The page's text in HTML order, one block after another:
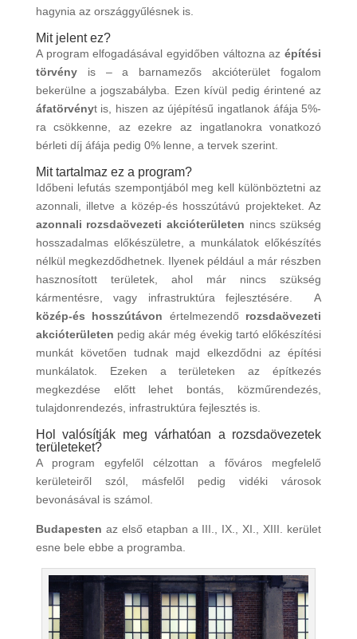
hagynia az országgyűlésnek is.
Mit jelent ez?
A program elfogadásával egyidőben változna azépítési
törvényis – a barnamezős akcióterület fogalom
bekerülne a jogszabályba. Ezen kívül pedig érintené az
áfatörvényt is, hiszen az újépítésű ingatlanok áfája 5%-
ra csökkenne, az ezekre az ingatlanokra vonatkozó
bérleti díj áfája pedig 0% lenne, a tervek szerint.
Mit tartalmaz ez a program?
Időbeni lefutás szempontjából meg kell különböztetni az
azonnali, illetve a közép-és hosszútávú projekteket. Az
azonnali rozsdaövezeti akcióterületen nincs szükség
hosszadalmas előkészületre, a munkálatok előkészítés
nélkül megkezdődhetnek. Ilyenek például a már részben
hasznosított területek, ahol már nincs szükség
kármentésre, vagy infrastruktúra fejlesztésére. A
közép-és hosszútávon értelmezendőrozsdaövezeti
akcióterületen pedig akár még évekig tartó előkészítési
munkát követően tudnak majd elkezdődni az építési
munkálatok. Ezeken a területeken az építkezés
megkezdése előtt lehet bontás, közműrendezés,
tulajdonrendezés, infrastruktúra fejlesztés is.
Hol valósítják meg várhatóan a rozsdaövezetek
területeket?
A program egyfelől célzottan a főváros megfelelő
kerületeiről szól, másfelől pedig vidéki városok
bevonásával is számol.
Budapesten az első etapban a III., IX., XI., XIII. kerület
esne bele ebbe a programba.